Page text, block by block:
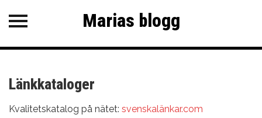
Marias blogg
Övrigt
KATEGORIER
Djur
Marias blogg
Länkkataloger
Kvalitetskatalog på nätet: svenskalänkar.com